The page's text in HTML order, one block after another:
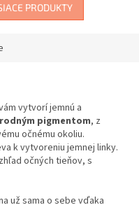
PRODUKTY
vytvorí jemnú a
pigmentom, z
očnému okoliu.
k vytvoreniu jemnej linky.
očných tieňov, s
už sama o sebe vďaka